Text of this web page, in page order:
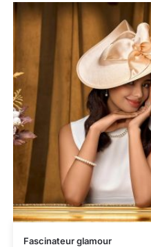
Fascinateur glamour